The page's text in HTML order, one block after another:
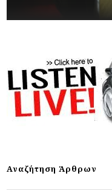
Αναζήτηση Άρθρων